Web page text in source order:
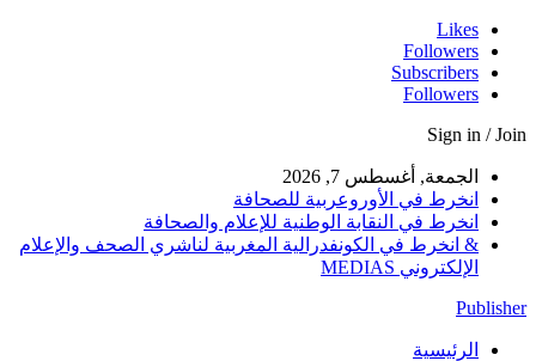
Likes
Followers
Subscribers
Followers
Sign in / Join
الجمعة, أغسطس 7, 2026
انخرط في الأوروعربية للصحافة
انخرط في النقابة الوطنية للإعلام والصحافة
& انخرط في الكونفدرالية المغربية لناشري الصحف والإعلام
الإلكتروني MEDIAS
Publisher
الرئيسية